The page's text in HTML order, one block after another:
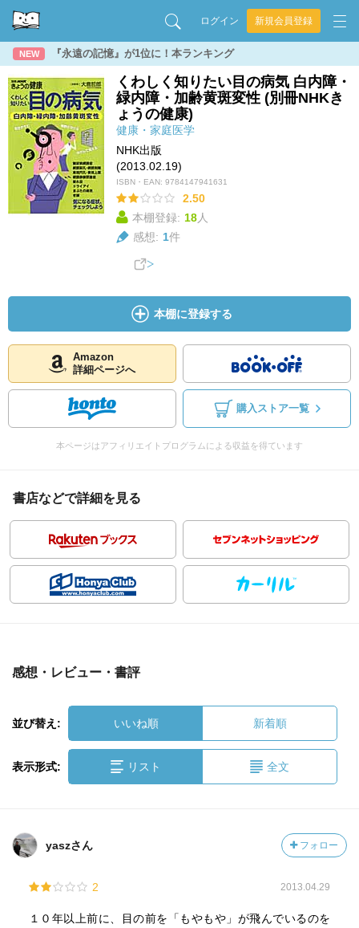
ログイン 新規会員登録
NEW 『永遠の記憶』が1位に！本ランキング
くわしく知りたい目の病気 白内障・
緑内障・加齢黄斑変性 (別冊NHKき
ょうの健康)
健康・家庭医学
NHK出版
(2013.02.19)
ISBN・EAN: 9784147941631
2.50
本棚登録: 18人
感想: 1件
本棚に登録する
Amazon
詳細ページへ
購入ストア一覧
本ページはアフィリエイトプログラムによる収益を得ています
書店などで詳細を見る
感想・レビュー・書評
並び替え: いいね順 新着順
表示形式: リスト 全文
yaszさん フォロー
2 2013.04.29
１０年以上前に、目の前を「もやもや」が飛んでいるのを